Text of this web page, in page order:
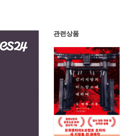
관련상품